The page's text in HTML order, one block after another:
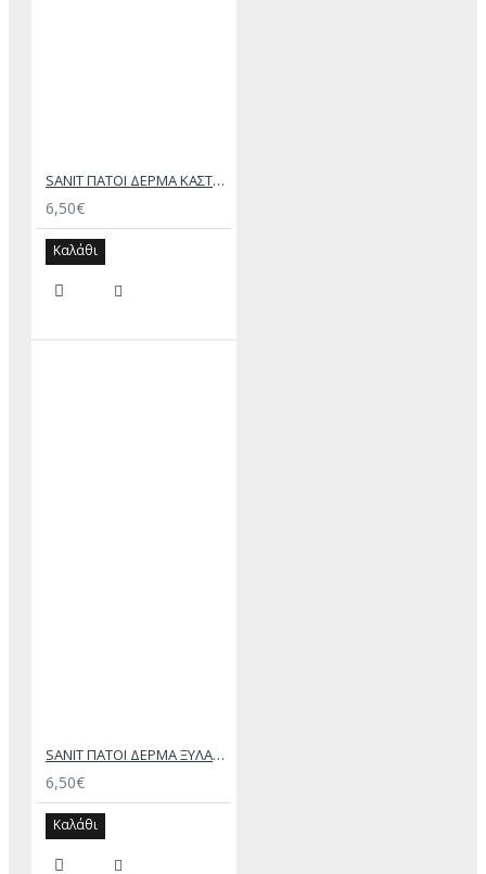
SANIT ΠΑΤΟΙ ΔΕΡΜΑ ΚΑΣΤΟΡΙ-ΦΕΛΛΟ
6,50€
Καλάθι
SANIT ΠΑΤΟΙ ΔΕΡΜΑ ΞΥΛΑΝΘΡΑΚΑ
6,50€
Καλάθι